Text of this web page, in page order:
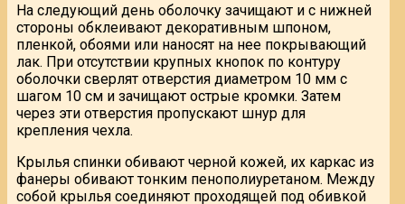
На следующий день оболочку зачищают и с нижней
стороны обклеивают декоративным шпоном,
пленкой, обоями или наносят на нее покрывающий
лак. При отсутствии крупных кнопок по контуру
оболочки сверлят отверстия диаметром 10 мм с
шагом 10 см и зачищают острые кромки. Затем
через эти отверстия пропускают шнур для
крепления чехла.
Крылья спинки обивают черной кожей, их каркас из
фанеры обивают тонким пенополиуретаном. Между
собой крылья соединяют проходящей под обивкой